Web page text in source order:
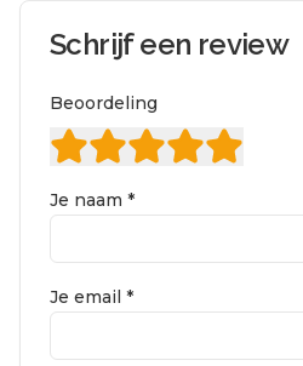
Schrijf een review
Beoordeling
Je naam *
Je email *